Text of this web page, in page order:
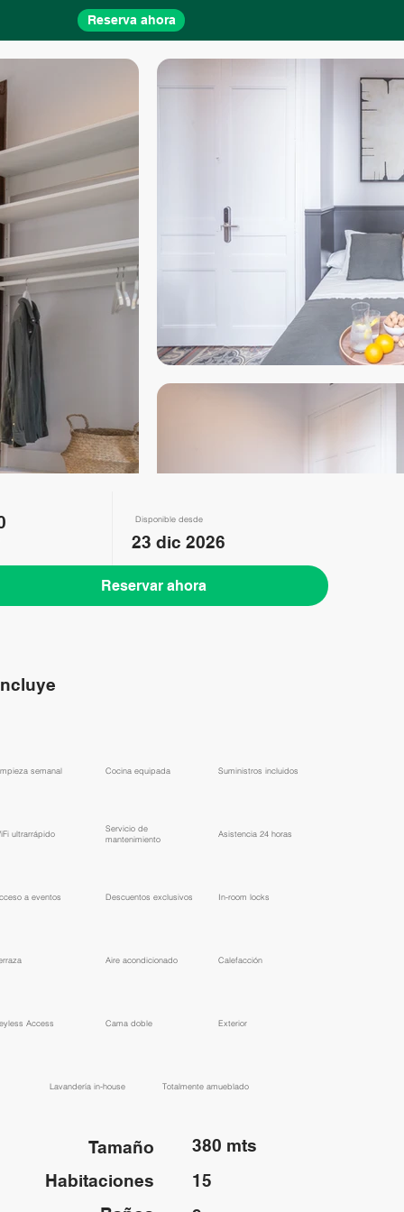
Reserva ahora
Reservar ahora
Disponible desde
23 dic 2026
semanal ​Cocina equipada ​Suministros incluidos
ultrarrápido
​Servicio de
mantenimiento
​Asistencia 24 horas
a eventos ​Descuentos exclusivos In-room locks
Aire acondicionado Calefacción
Access Cama doble Exterior
Lavandería in-house ​Totalmente amueblado
15
380 mts
Habitaciones
Tamaño